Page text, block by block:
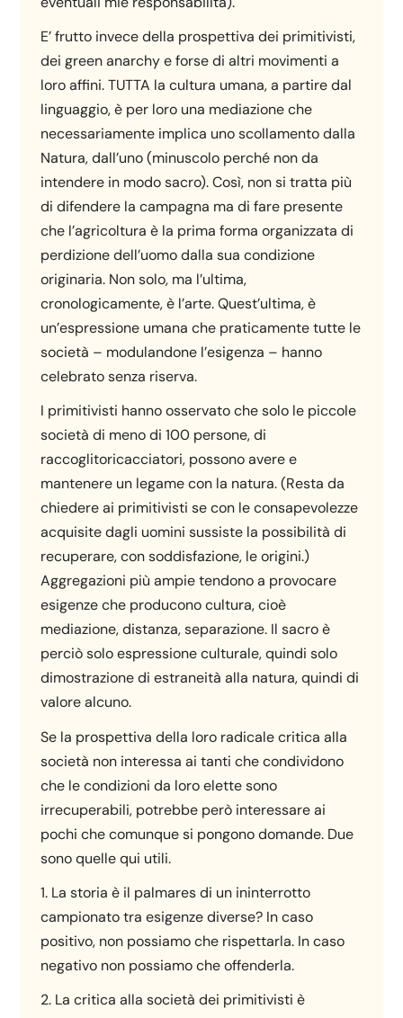
E’ frutto invece della prospettiva dei primitivisti,
dei green anarchy e forse di altri movimenti a
loro affini. TUTTA la cultura umana, a partire dal
linguaggio, è per loro una mediazione che
necessariamente implica uno scollamento dalla
Natura, dall’uno (minuscolo perché non da
intendere in modo sacro). Così, non si tratta più
di difendere la campagna ma di fare presente
che l’agricoltura è la prima forma organizzata di
perdizione dell’uomo dalla sua condizione
originaria. Non solo, ma l’ultima,
cronologicamente, è l’arte. Quest’ultima, è
un’espressione umana che praticamente tutte le
società – modulandone l’esigenza – hanno
celebrato senza riserva.
I primitivisti hanno osservato che solo le piccole
società di meno di 100 persone, di
raccoglitoricacciatori, possono avere e
mantenere un legame con la natura. (Resta da
chiedere ai primitivisti se con le consapevolezze
acquisite dagli uomini sussiste la possibilità di
recuperare, con soddisfazione, le origini.)
Aggregazioni più ampie tendono a provocare
esigenze che producono cultura, cioè
mediazione, distanza, separazione. Il sacro è
perciò solo espressione culturale, quindi solo
dimostrazione di estraneità alla natura, quindi di
valore alcuno.
Se la prospettiva della loro radicale critica alla
società non interessa ai tanti che condividono
che le condizioni da loro elette sono
irrecuperabili, potrebbe però interessare ai
pochi che comunque si pongono domande. Due
sono quelle qui utili.
1. La storia è il palmares di un ininterrotto
campionato tra esigenze diverse? In caso
positivo, non possiamo che rispettarla. In caso
negativo non possiamo che offenderla.
2. La critica alla società dei primitivisti è